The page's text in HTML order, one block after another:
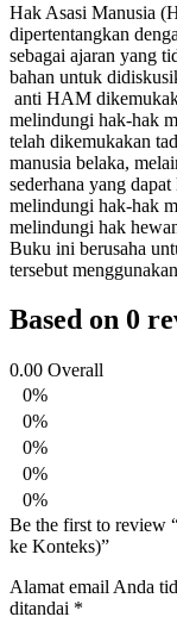
Hak Asasi Manusia
dipertentangkan
sebagai ajaran yang
bahan untuk
anti HAM
melindungi hak-hak
telah dikemukakan
manusia belaka,
sederhana yang
melindungi hak-hak
melindungi hak
Buku ini berusaha
tersebut
Based on 0
0.00 Overall
0%
0%
0%
0%
0%
Be the first to review
ke Konteks)”
Alamat email Anda
ditandai *